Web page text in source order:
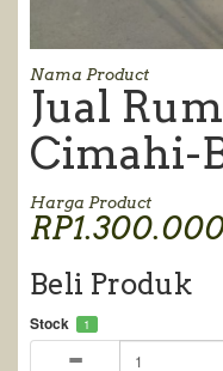
Nama Product
Jual
Cimahi-
Harga Product
Beli Produk
Stock 1